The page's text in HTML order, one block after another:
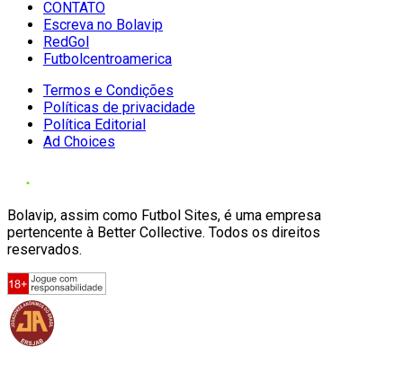
CONTATO
Escreva no Bolavip
RedGol
Futbolcentroamerica
Termos e Condições
Políticas de privacidade
Política Editorial
Ad Choices
Bolavip, assim como Futbol Sites, é uma empresa
pertencente à Better Collective. Todos os direitos
reservados.